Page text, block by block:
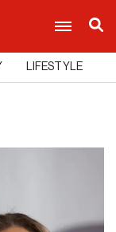
LIFESTYLE